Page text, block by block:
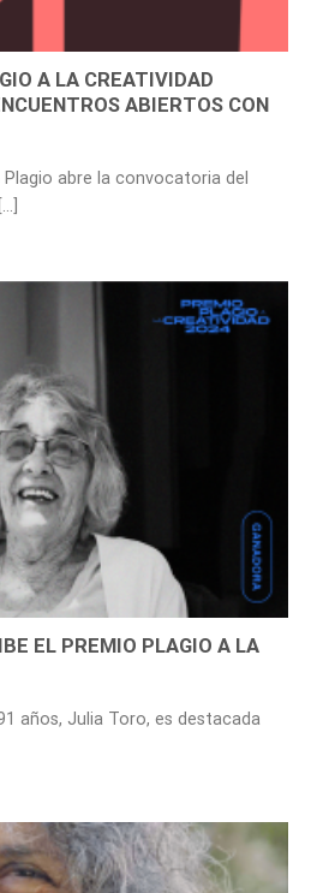
A LA CREATIVIDAD
ABIERTOS CON
abre la convocatoria del
EL PREMIO PLAGIO A LA
años, Julia Toro, es destacada